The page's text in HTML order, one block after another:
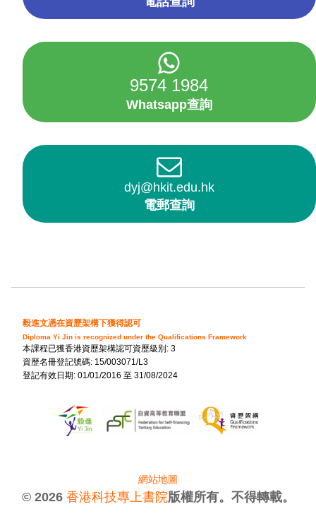
9574 1984
Whatsapp查詢
dyj@hkit.edu.hk
電郵查詢
毅進文憑在資歷架構下獲得認可
Diploma Yi Jin is recognized under the Qualifications Framework
本課程已獲香港資歷架構認可資歷級別: 3
資歷名冊登記號碼: 15/003071/L3
登記有效日期: 01/01/2016 至 31/08/2024
網站地圖
© 2026 香港科技專上書院版權所有。不得轉載。